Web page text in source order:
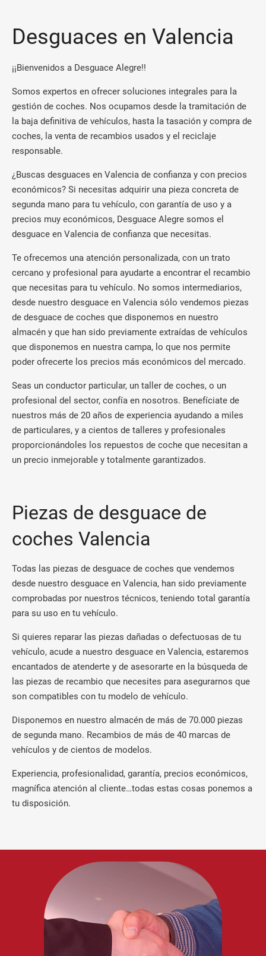
Desguaces en Valencia
¡¡Bienvenidos a Desguace Alegre!!
Somos expertos en ofrecer soluciones integrales para la
gestión de coches. Nos ocupamos desde la tramitación de
la baja definitiva de vehículos, hasta la tasación y compra de
coches, la venta de recambios usados y el reciclaje
responsable.
¿Buscas desguaces en Valencia de confianza y con precios
económicos? Si necesitas adquirir una pieza concreta de
segunda mano para tu vehículo, con garantía de uso y a
precios muy económicos, Desguace Alegre somos el
desguace en Valencia de confianza que necesitas.
Te ofrecemos una atención personalizada, con un trato
cercano y profesional para ayudarte a encontrar el recambio
que necesitas para tu vehículo. No somos intermediarios,
desde nuestro desguace en Valencia sólo vendemos piezas
de desguace de coches que disponemos en nuestro
almacén y que han sido previamente extraídas de vehículos
que disponemos en nuestra campa, lo que nos permite
poder ofrecerte los precios más económicos del mercado.
Seas un conductor particular, un taller de coches, o un
profesional del sector, confía en nosotros. Benefíciate de
nuestros más de 20 años de experiencia ayudando a miles
de particulares, y a cientos de talleres y profesionales
proporcionándoles los repuestos de coche que necesitan a
un precio inmejorable y totalmente garantizados.
Piezas de desguace de
coches Valencia
Todas las piezas de desguace de coches que vendemos
desde nuestro desguace en Valencia, han sido previamente
comprobadas por nuestros técnicos, teniendo total garantía
para su uso en tu vehículo.
Si quieres reparar las piezas dañadas o defectuosas de tu
vehículo, acude a nuestro desguace en Valencia, estaremos
encantados de atenderte y de asesorarte en la búsqueda de
las piezas de recambio que necesites para asegurarnos que
son compatibles con tu modelo de vehículo.
Disponemos en nuestro almacén de más de 70.000 piezas
de segunda mano. Recambios de más de 40 marcas de
vehículos y de cientos de modelos.
Experiencia, profesionalidad, garantía, precios económicos,
magnífica atención al cliente…todas estas cosas ponemos a
tu disposición.